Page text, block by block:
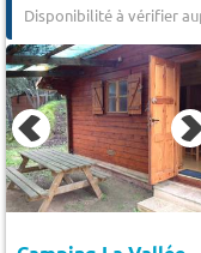
Disponibilité à vérifier